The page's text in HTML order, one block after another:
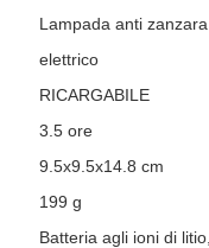
Lampada anti
elettrico
RICARGABILE
3.5 ore
9.5x9.5x14.8 cm
199 g
Batteria agli ioni di